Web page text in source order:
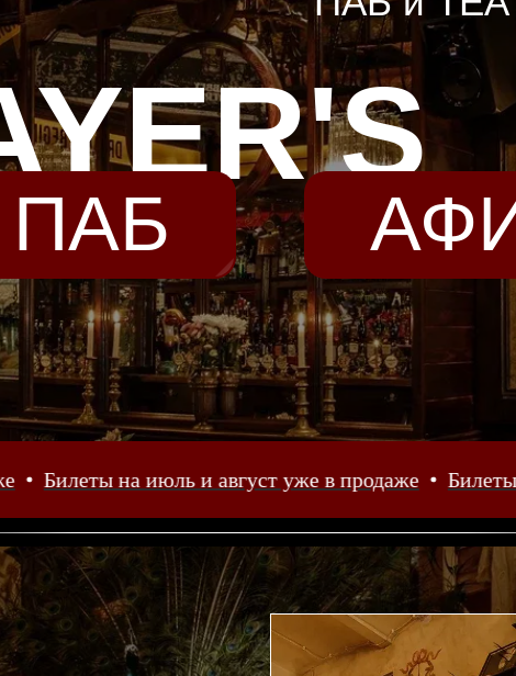
ПАБ
и август уже в продаже Билеты на июль и август